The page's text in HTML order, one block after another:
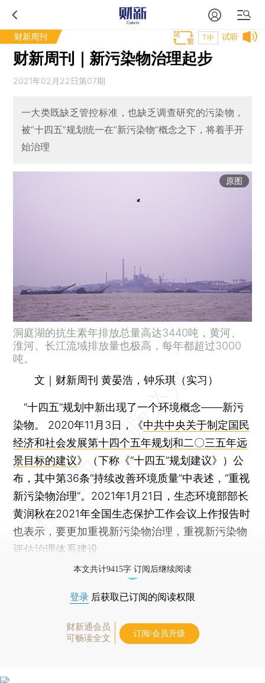
财新周刊 试听
T中
财新周刊｜新污染物治理起步
2021年02月22日第07期
一大类既缺乏管控标准，也缺乏调查研究的污染物，
被“十四五”规划统一在“新污染物”概念之下，将着手开
始治理
原图
洞庭湖的抗生素年排放总量高达3440吨，黄河、
淮河、长江流域排放量也极高，每年都超过3000
吨。
文｜财新周刊 黄晏浩，钟乐琪（实习）
“十四五”规划中新出现了一个环境概念——新污
染物。 2020年11月3日，《中共中央关于制定国民
经济和社会发展第十四个五年规划和二〇三五年远
景目标的建议》（下称《“十四五”规划建议》）公
布，其中第36条“持续改善环境质量”中表述，“重视
新污染物治理”。2021年1月21日，生态环境部部长
黄润秋在2021年全国生态保护工作会议上作报告时
也表示，要更加重视新污染物治理，重视新污染物
评估治理体系建设。
本文共计9415字 订阅后继续阅读
登录 后获取已订阅的阅读权限
财新通会员
可畅读全文
订阅/会员升级